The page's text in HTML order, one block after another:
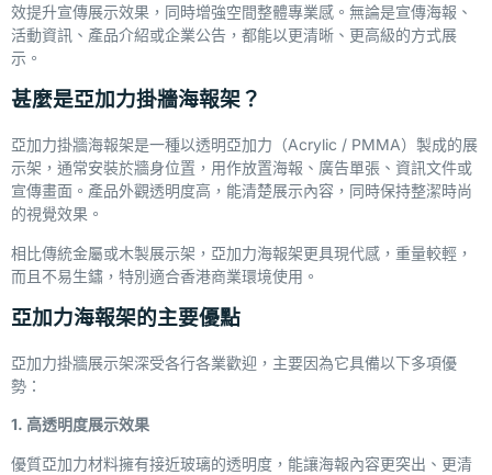
效提升宣傳展示效果，同時增強空間整體專業感。無論是宣傳海報、
活動資訊、產品介紹或企業公告，都能以更清晰、更高級的方式展
示。
甚麼是亞加力掛牆海報架？
亞加力掛牆海報架是一種以透明亞加力（Acrylic / PMMA）製成的展
示架，通常安裝於牆身位置，用作放置海報、廣告單張、資訊文件或
宣傳畫面。產品外觀透明度高，能清楚展示內容，同時保持整潔時尚
的視覺效果。
相比傳統金屬或木製展示架，亞加力海報架更具現代感，重量較輕，
而且不易生鏽，特別適合香港商業環境使用。
亞加力海報架的主要優點
亞加力掛牆展示架深受各行各業歡迎，主要因為它具備以下多項優
勢：
1. 高透明度展示效果
優質亞加力材料擁有接近玻璃的透明度，能讓海報內容更突出、更清